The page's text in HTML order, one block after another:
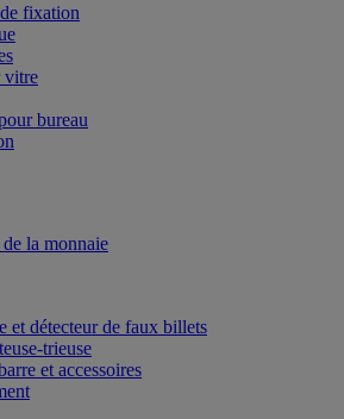
fixation
vitre
bureau
la monnaie
et détecteur de faux billets
trieuse
et accessoires